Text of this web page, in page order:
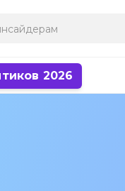
2026